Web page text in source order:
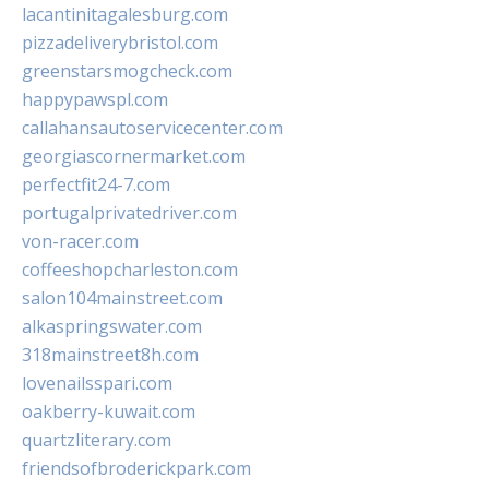
lacantinitagalesburg.com
pizzadeliverybristol.com
greenstarsmogcheck.com
happypawspl.com
callahansautoservicecenter.com
georgiascornermarket.com
perfectfit24-7.com
portugalprivatedriver.com
von-racer.com
coffeeshopcharleston.com
salon104mainstreet.com
alkaspringswater.com
318mainstreet8h.com
lovenailsspari.com
oakberry-kuwait.com
quartzliterary.com
friendsofbroderickpark.com